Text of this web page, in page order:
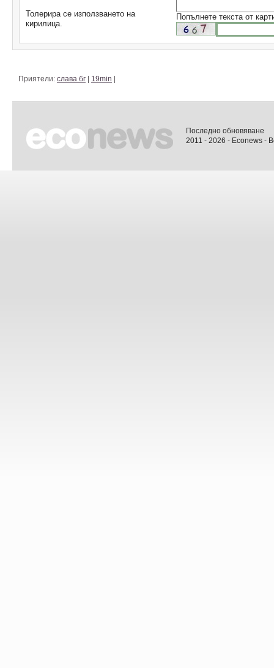
Толерира се използването на
кирилица.
Попълнете текста от
Приятели: слава бг 19min
Последно обновяване
2011 - 2026 - Econews -